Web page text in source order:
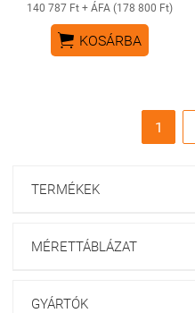
140 787 Ft + ÁFA (178 800 Ft)
 KOSÁRBA
1
TERMÉKEK
MÉRETTÁBLÁZAT
GYÁRTÓK